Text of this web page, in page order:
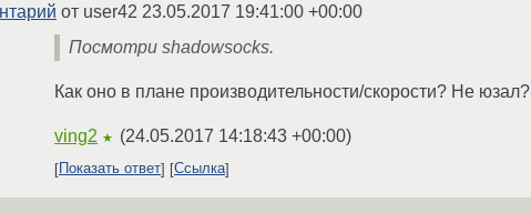
от user42 23.05.2017 19:41:00 +00:00
Посмотри shadowsocks.
Как оно в плане производительности/скорости? Не юзал?
ving2 ★ (24.05.2017 14:18:43 +00:00)
Показать ответ Ссылка